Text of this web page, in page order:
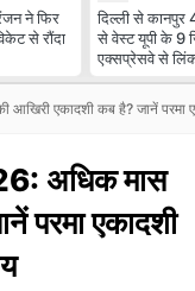
ने फिर
से रौंदा
दिल्ली से
से वेस्ट यूपी के 9
एक्सप्रेसवे से
एकादशी कब है? जानें परमा
अधिक मास
परमा एकादशी